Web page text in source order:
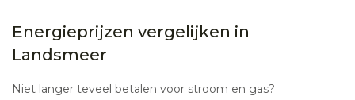
Energieprijzen vergelijken in
Landsmeer
Niet langer teveel betalen voor stroom en gas?